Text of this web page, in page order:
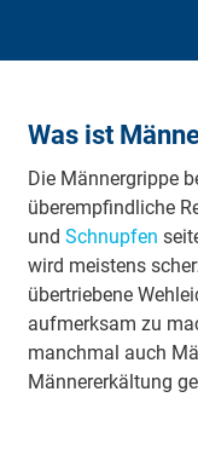
Was ist
Die Männergrippe
überempfindliche
und Schnupfen
wird meistens
übertriebene
aufmerksam zu
manchmal auch
Männererkältung